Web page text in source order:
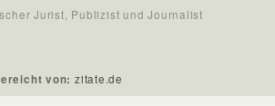
Jurist, Publizist und Journalist
von: zitate.de